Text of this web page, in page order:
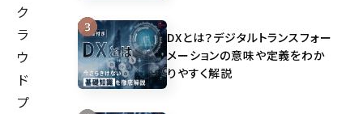
ク
ラ
ウ
ド
プ
DXとは？デジタルトランスフォー
メーションの意味や定義をわか
りやすく解説